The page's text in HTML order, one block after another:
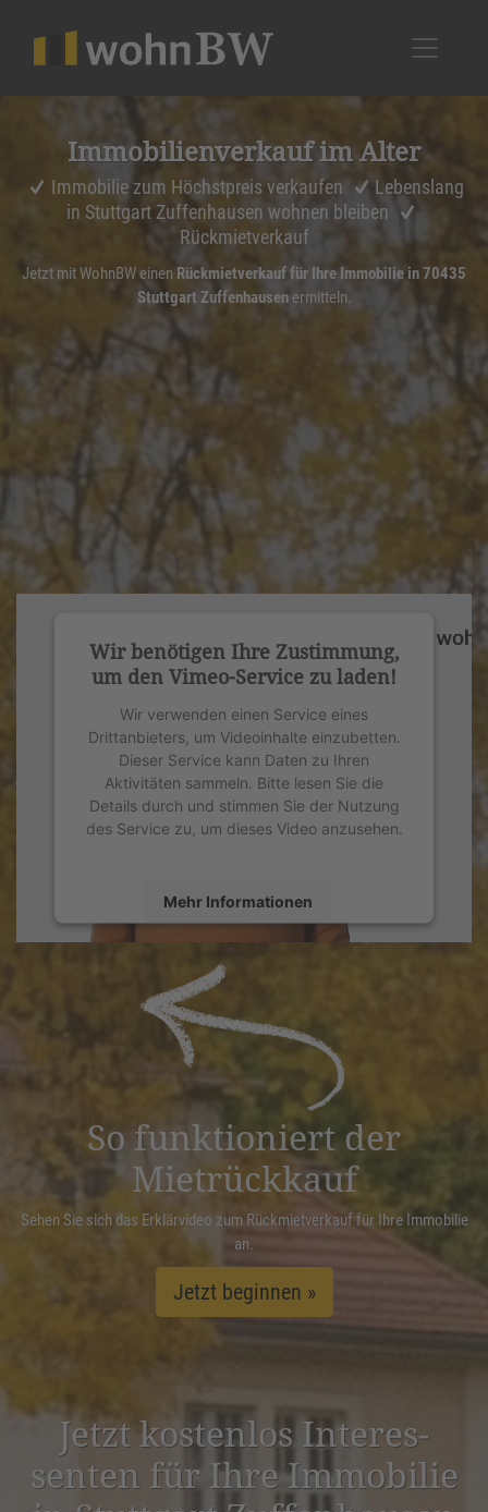
Immobi­li­en­ver­kauf im Alter
Immobilie zum Höchstpreis verkaufen
Lebenslang
in Stuttgart Zuffenhausen wohnen bleiben
Rückmietverkauf
Jetzt mit WohnBW einen Rückmietverkauf für Ihre Immobilie in 70435
Stuttgart Zuffenhausenermitteln.
Wir benötigen Ihre Zustimmung,
um den Vimeo-Service zu laden!
Wir verwenden einen Service eines
Drittanbieters, um Videoinhalte einzubetten.
Dieser Service kann Daten zu Ihren
Aktivitäten sammeln. Bitte lesen Sie die
Details durch und stimmen Sie der Nutzung
des Service zu, um dieses Video anzusehen.
Mehr Informationen
powered by
Management Platform
So funktioniert der
Mietrückkauf
Sehen Sie sich das Erklärvideo zum Rückmietverkauf für Ihre Immobilie
an.
Jetzt beginnen »
Jetzt kostenlos Inter­es­
senten für Ihre Immobilie